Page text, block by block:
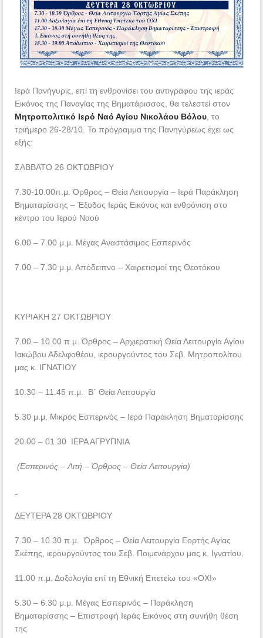
Ιερά Πανήγυρις, επί τη ενθρονίσει του αντιγράφου της ιεράς
Εικόνος της Παναγίας της Βηματάρισσας, θα τελεστεί στον
Μητροπολιτικό Ιερό Ναό Αγίου Νικολάου Βόλου , το
τριήμερο 26-28/10. Το πρόγραμμα της Πανηγύρεως έχει ως
εξής:
ΣΑΒΒΑΤΟ 26 ΟΚΤΩΒΡΙΟΥ
7.30-10.00π.μ. Όρθρος – Θεία Λειτουργία – Ιερά Παράκληση
Βηματαρίσσης – Έξοδος Ιεράς Εικόνος και ενθρόνιση στο
κέντρο του Ιερού Ναού
6.00 – 7.00 μ.μ. Μέγας Αναστάσιμος Εσπερινός
7.00 – 7.30 μ.μ. Απόδειπνο – Χαιρετισμοί της Θεοτόκου
ΚΥΡΙΑΚΗ 27 ΟΚΤΩΒΡΙΟΥ
7.00 – 10.00 π.μ. Όρθρος – Αρχιερατική Θεία Λειτουργία Αγίου
Ιακώβου Αδελφοθέου, ιερουργούντος του Σεβ. Μητροπολίτου
μας κ. ΙΓΝΑΤΙΟΥ
10.30 – 11.45 π.μ. Β΄ Θεία Λειτουργία
5.30 μ.μ. Μικρός Εσπερινός – Ιερά Παράκληση Βηματαρίσσης
20.00 – 01.30 ΙΕΡΑ ΑΓΡΥΠΝΙΑ
(Εσπερινός – Λιτή – Όρθρος – Θεία Λειτουργία)
ΔΕΥΤΕΡΑ 28 ΟΚΤΩΒΡΙΟΥ
7.30 – 10.30 π.μ. Όρθρος – Θεία Λειτουργία Εορτής Αγίας
Σκέπης, ιερουργούντος του Σεβ. Ποιμενάρχου μας κ. Ιγνατίου.
11.00 π.μ. Δοξολογία επί τη Εθνική Επετείω του «ΟΧΙ»
5.30 – 6.30 μ.μ. Μέγας Εσπερινός – Παράκληση
Βηματαρίσσης – Επιστροφή Ιεράς Εικόνος στη συνήθη θέση
της